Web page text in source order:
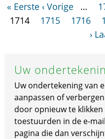
« Eerste ‹ Vorige …
1714
1715 1716
›
Uw
Uw ondertekening van
aanpassen of
door opnieuw te
toestuurden in de e-
pagina die dan